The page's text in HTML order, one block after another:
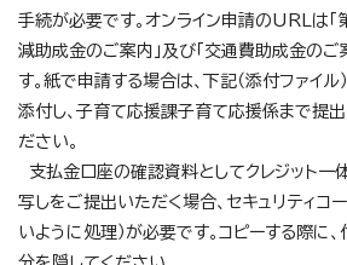
手続が必要です。オンライン申請のURLは「
減助成金のご案内」及び「交通費助成金のご
す。紙で申請する場合は、下記（添付ファイ
添付し、子育て応援課子育て応援係まで提出
ださい。
支払金口座の確認資料としてクレジット一
写しをご提出いただく場合、セキュリティコ
いように処理）が必要です。コピーする際に